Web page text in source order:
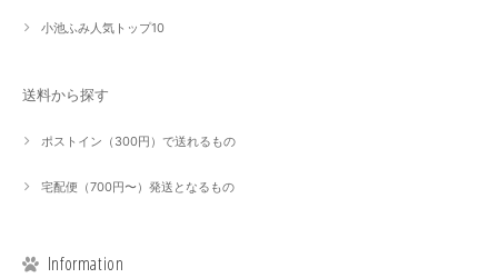
小池ふみ人気トップ10
送料から探す
ポストイン（300円）で送れるもの
宅配便（700円〜）発送となるもの
Information